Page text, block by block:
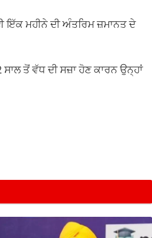
ਮਹੀਨੇ ਦੀ ਅੰਤਰਿਮ ਜ਼ਮਾਨਤ ਦੇ
ਤੋਂ ਵੱਧ ਦੀ ਸਜ਼ਾ ਹੋਣ ਕਾਰਨ ਉਨ੍ਹਾਂ